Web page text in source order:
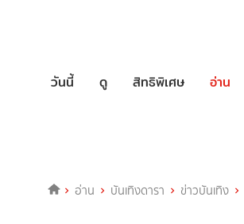
วันนี้ ดู สิทธิพิเศษ อ่าน
อ่าน บันเทิงดารา ข่าวบันเทิง